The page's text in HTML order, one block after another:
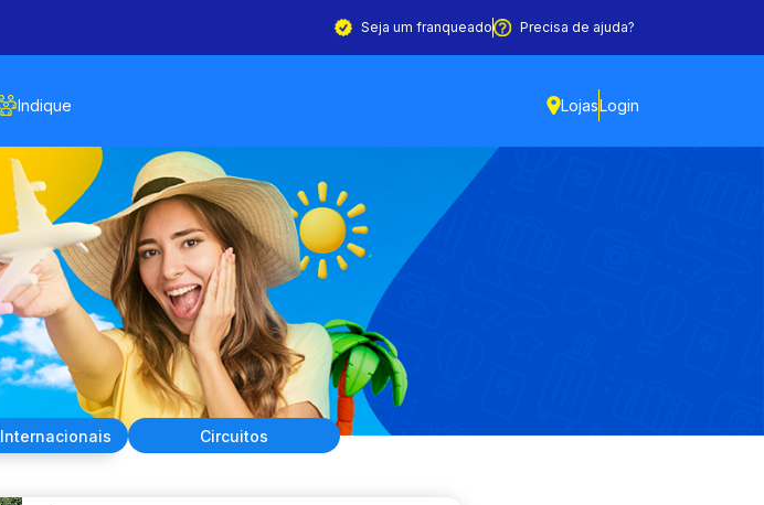
Seja um franqueado Precisa de ajuda?
Indique LojasLogin
Internacionais Circuitos